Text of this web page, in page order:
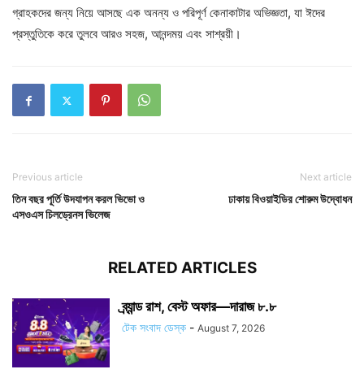
গ্রাহকদের জন্য নিয়ে আসছে এক অনন্য ও পরিপূর্ণ কেনাকাটার অভিজ্ঞতা, যা ঈদের
প্রস্তুতিকে করে তুলবে আরও সহজ, আনন্দময় এবং সাশ্রয়ী।
Previous article
তিন বছর পূর্তি উদযাপন করল ভিভো ও
এসওএস চিলড্রেনস ভিলেজ
Next article
ঢাকায় বিওয়াইডির শোরুম উদ্বোধন
RELATED ARTICLES
ব্র্যান্ড রাশ, বেস্ট অফার—দারাজ ৮.৮
টেক সংবাদ ডেস্ক - August 7, 2026